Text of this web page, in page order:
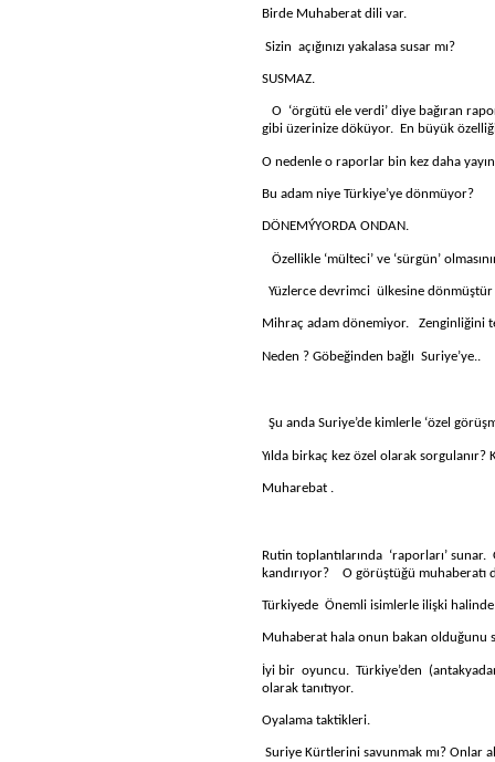
Birde Muhaberat dili var.
Sizin açığınızı yakalasa susar mı?
SUSMAZ.
O ‘örgütü ele verdi’ diye bağıran
gibi üzerinize döküyor.
En büyük
O nedenle o raporlar bin kez daha
Bu adam niye Türkiye’ye dönmüyor?
DÖNEMÝYORDA ONDAN.
Özellikle ‘mülteci’ ve ‘sürgün’
Yüzlerce devrimci ülkesine dönmüştür
Mihraç adam dönemiyor. Zenginliğini
Neden ? Göbeğinden bağlı Suriye’ye..
Şu anda Suriye’de kimlerle ‘özel
Yılda birkaç kez özel olarak sorgulanır?
Muharebat .
Rutin toplantılarında ‘raporları’ sunar.
kandırıyor?
O görüştüğü muhaberatı
Türkiyede Önemli isimlerle ilişki
Muhaberat hala onun bakan olduğunu
İyi bir oyuncu. Türkiye’den
olarak tanıtıyor.
Oyalama taktikleri.
Suriye Kürtlerini savunmak mı? Onlar